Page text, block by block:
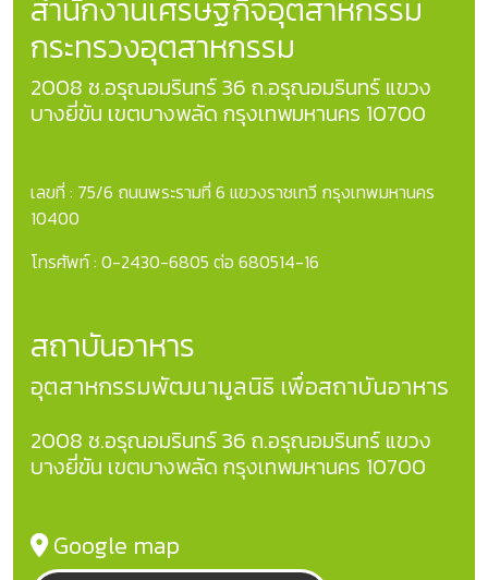
กระทรวงอุตสาหกรรม
2008 ซ.อรุณอมรินทร์ 36 ถ.อรุณอมรินทร์ แขวง
บางยี่ขัน เขตบางพลัด กรุงเทพมหานคร 10700
เลขที่ : 75/6 ถนนพระรามที่ 6 แขวงราชเทวี กรุงเทพมหานคร
10400
โทรศัพท์ : 0-2430-6805 ต่อ 680514-16
สถาบันอาหาร
อุตสาหกรรมพัฒนามูลนิธิ เพื่อสถาบันอาหาร
2008 ซ.อรุณอมรินทร์ 36 ถ.อรุณอมรินทร์ แขวง
บางยี่ขัน เขตบางพลัด กรุงเทพมหานคร 10700
Google map